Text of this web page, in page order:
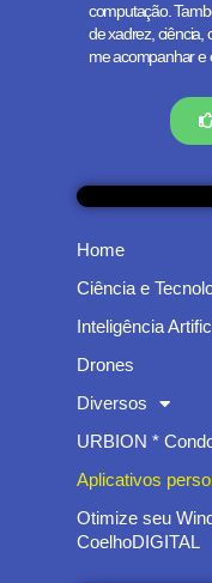
computação.
de xadrez, ciência,
me acompanhar e
Home
Ciência e
Inteligência
Drones
Diversos
URBION *
Aplicativos
Otimize seu
CoelhoDIGITAL